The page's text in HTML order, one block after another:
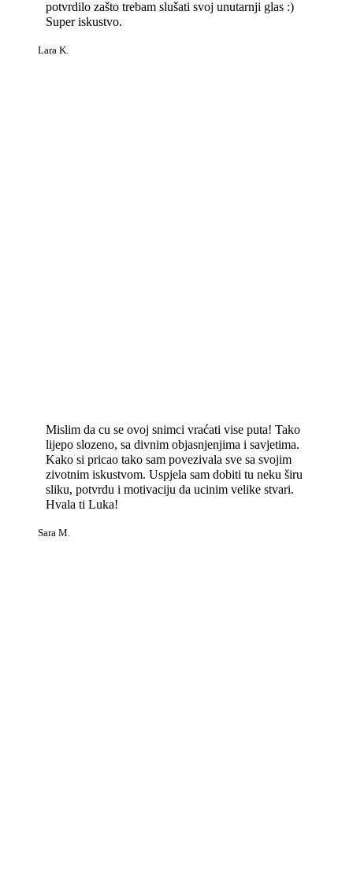
potvrdilo zašto trebam slušati svoj unutarnji glas :)
Super iskustvo.
Lara K.
Mislim da cu se ovoj snimci vraćati vise puta! Tako
lijepo slozeno, sa divnim objasnjenjima i savjetima.
Kako si pricao tako sam povezivala sve sa svojim
zivotnim iskustvom. Uspjela sam dobiti tu neku širu
sliku, potvrdu i motivaciju da ucinim velike stvari.
Hvala ti Luka!
Sara M.